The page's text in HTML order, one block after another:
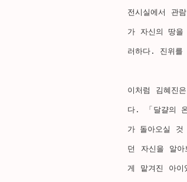
전시실에서 관
가 자신의 땅
러하다. 진위
이처럼 김혜진
다. 「달걀의
가 돌아오실
던 자신을 알아
게 맡겨진 아이